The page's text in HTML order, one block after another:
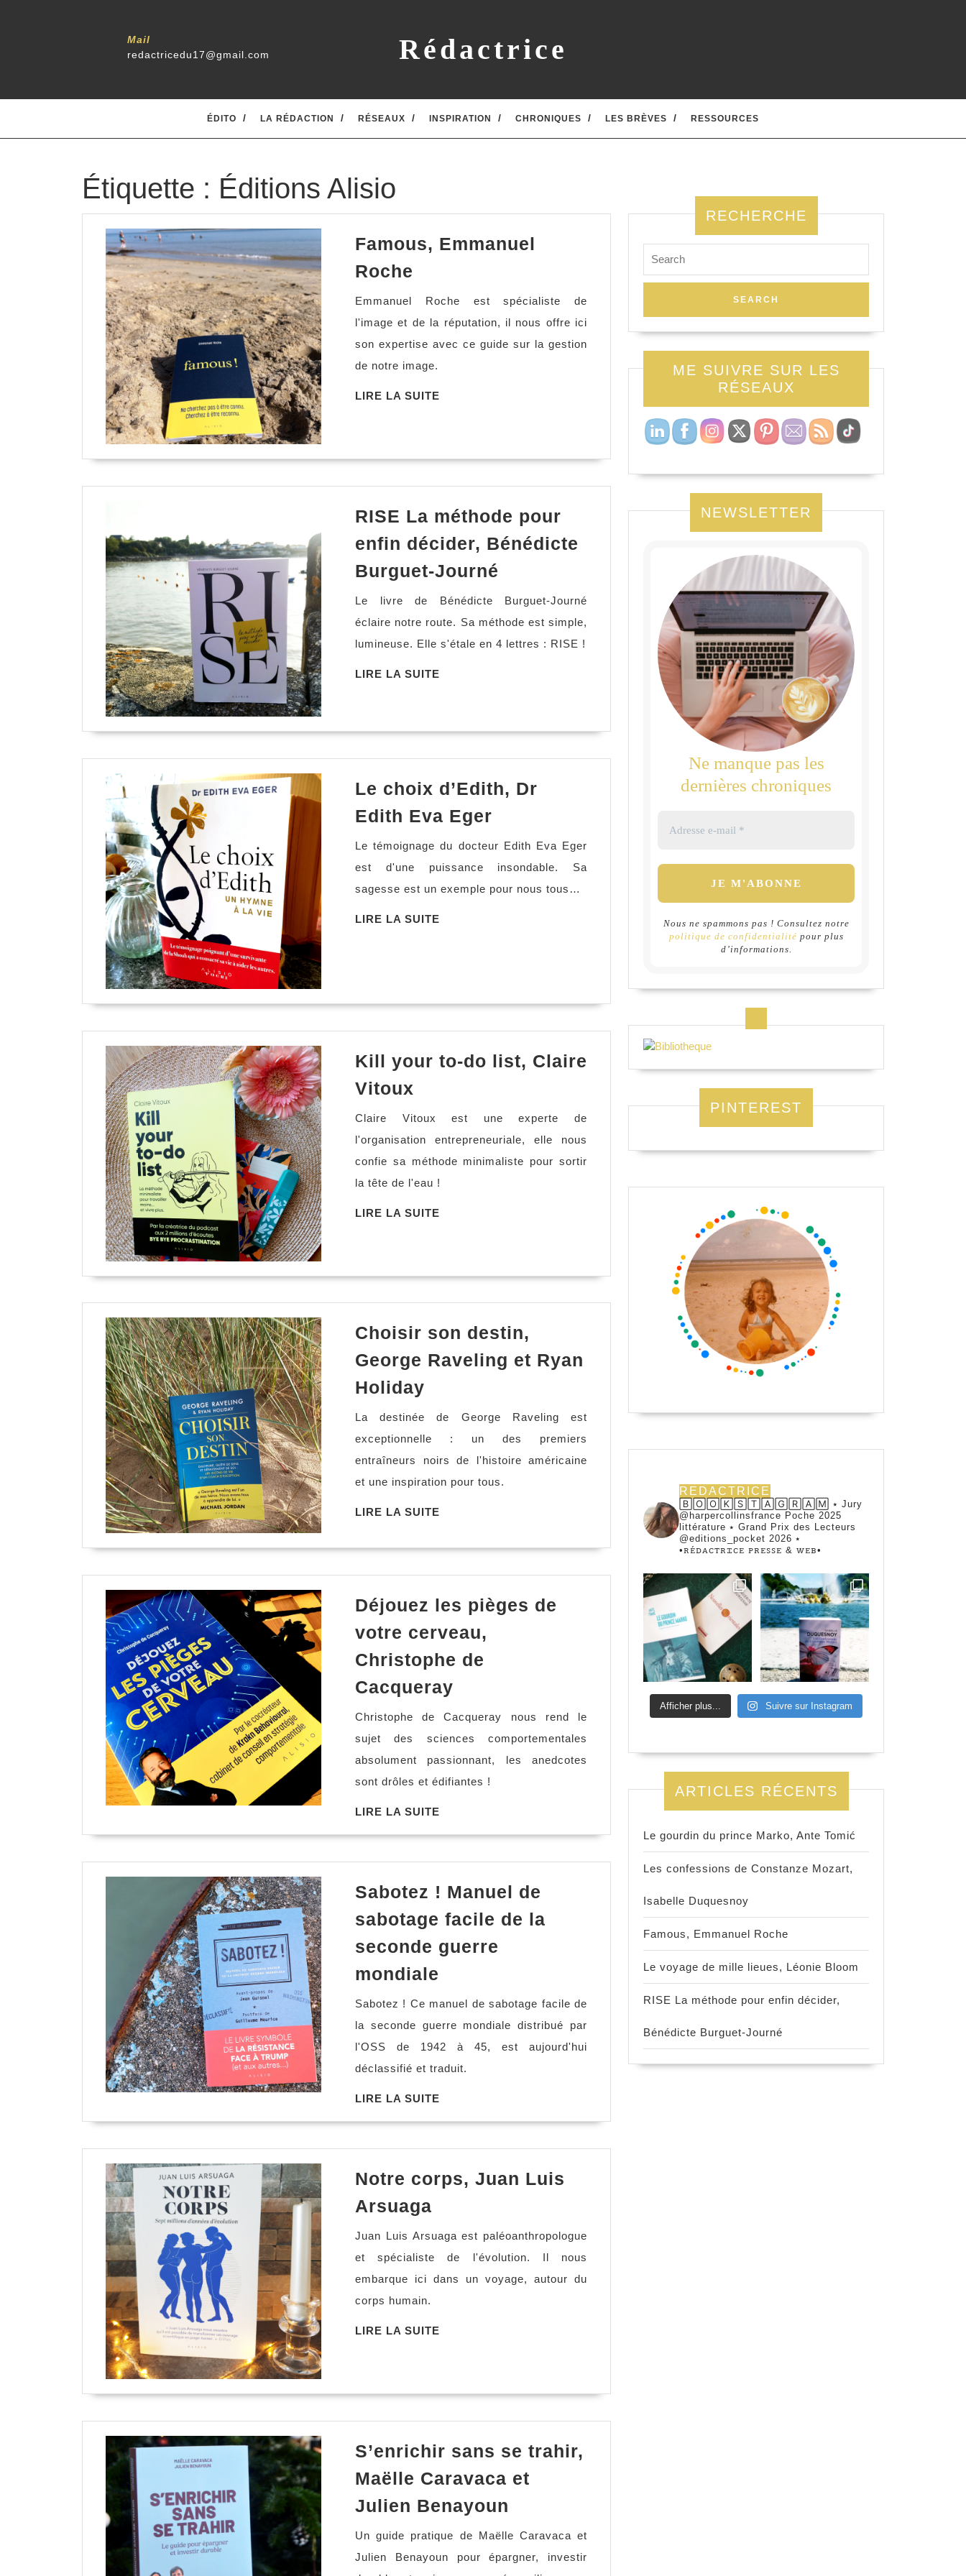
Mail
redactricedu17@gmail.com
Rédactrice
ÉDITO LA RÉDACTION RÉSEAUX INSPIRATION CHRONIQUES LES BRÈVES RESSOURCES
Étiquette : Éditions Alisio
Famous, Emmanuel
Roche
Roche
Emmanuel Roche est spécialiste de
l'image et de la réputation, il nous offre ici
son expertise avec ce guide sur la gestion
de notre image.
LIRE LA SUITE
RISE La méthode pour
enfin décider, Bénédicte
Burguet-Journé
méthode
pour
enfin
Journé
Le livre de Bénédicte Burguet-Journé
éclaire notre route. Sa méthode est simple,
lumineuse. Elle s'étale en 4 lettres : RISE !
LIRE LA SUITE
Le choix d’Edith, Dr
Edith Eva Eger
d’Edith,
Dr
Edith
Le témoignage du docteur Edith Eva Eger
est d'une puissance insondable. Sa
sagesse est un exemple pour nous tous…
LIRE LA SUITE
Kill your to-do list, Claire
Vitoux
to-
do
list,
Claire
Vitoux
Claire Vitoux est une experte de
l'organisation entrepreneuriale, elle nous
confie sa méthode minimaliste pour sortir
la tête de l'eau !
LIRE LA SUITE
Choisir son destin,
George Raveling et Ryan
Holiday
destin,
George
Raveling
et
Ryan
La destinée de George Raveling est
exceptionnelle : un des premiers
entraîneurs noirs de l'histoire américaine
et une inspiration pour tous.
LIRE LA SUITE
Déjouez les pièges de
votre cerveau,
Christophe de
Cacqueray
pièges
de
votre
cerveau,
de
Christophe de Cacqueray nous rend le
sujet des sciences comportementales
absolument passionnant, les anedcotes
sont drôles et édifiantes !
LIRE LA SUITE
Sabotez ! Manuel de
sabotage facile de la
seconde guerre
mondiale
Manuel
de
sabotage
facile
de
la
mondiale
Sabotez ! Ce manuel de sabotage facile de
la seconde guerre mondiale distribué par
l'OSS de 1942 à 45, est aujourd'hui
déclassifié et traduit.
LIRE LA SUITE
Notre corps, Juan Luis
Arsuaga
Juan
Luis
Arsuaga
Juan Luis Arsuaga est paléoanthropologue
et spécialiste de l'évolution. Il nous
embarque ici dans un voyage, autour du
corps humain.
LIRE LA SUITE
S’enrichir sans se trahir,
Maëlle Caravaca et
Julien Benayoun
se
trahir,
Un guide pratique de Maëlle Caravaca et
Julien Benayoun pour épargner, investir
RECHERCHE
for:
ME SUIVRE SUR LES
RÉSEAUX
NEWSLETTER
Ne manque pas les
dernières chroniques
Nous ne spammons pas ! Consultez notre
politique de confidentialité pour plus
d’informations.
PINTEREST
REDACTRICE
🄱🄾🄾🄺🅂🅃🄰🄶🅁🄰🄼 ⭑ Jury
@harpercollinsfrance Poche 2025
littérature ⭑ Grand Prix des Lecteurs
@editions_pocket 2026 ⭑
•ꭱꭼ́ꭰꭺꮯꭲꭱꮖꮯꭼ ꮲꭱꭼꮪꮪꭼ & ꮃꭼᏼ•
Afficher plus... Suivre sur Instagram
ARTICLES RÉCENTS
Le gourdin du prince Marko, Ante Tomić
Les confessions de Constanze Mozart,
Isabelle Duquesnoy
Famous, Emmanuel Roche
Le voyage de mille lieues, Léonie Bloom
RISE La méthode pour enfin décider,
Bénédicte Burguet-Journé